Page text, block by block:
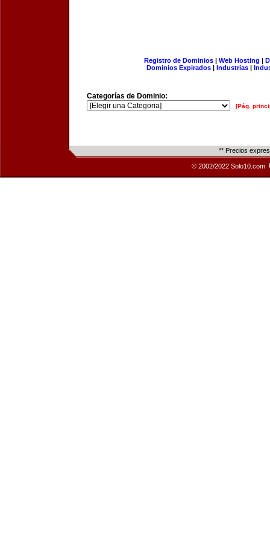
Registro de Dominios| Web Hosting |
Dominios Expirados | Industrias |
Categorías de Dominio:
[Pág.
** Precios
© 2002/2022 Solo10.com